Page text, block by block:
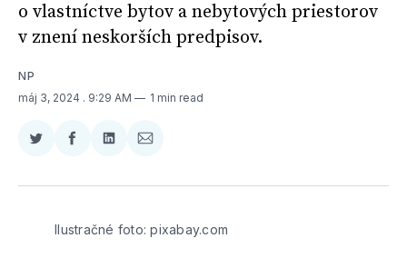
o vlastníctve bytov a nebytových priestorov
v znení neskorších predpisov.
NP
máj 3, 2024 . 9:29 AM 1 min read
Zdieľať
Twitter
Zdieľať
Facebooku
Zdieľať
LinkedIne
Zdieľať
E-
Ilustračné foto: pixabay.com